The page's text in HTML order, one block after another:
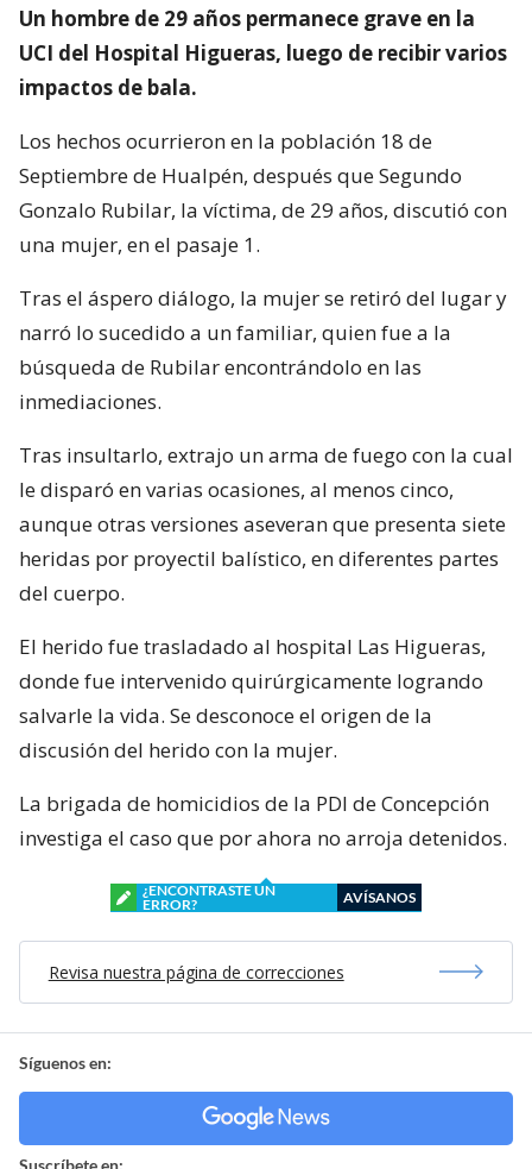
Un hombre de 29 años permanece grave en la
UCI del Hospital Higueras, luego de recibir varios
impactos de bala.
Los hechos ocurrieron en la población 18 de
Septiembre de Hualpén, después que Segundo
Gonzalo Rubilar, la víctima, de 29 años, discutió con
una mujer, en el pasaje 1.
Tras el áspero diálogo, la mujer se retiró del lugar y
narró lo sucedido a un familiar, quien fue a la
búsqueda de Rubilar encontrándolo en las
inmediaciones.
Tras insultarlo, extrajo un arma de fuego con la cual
le disparó en varias ocasiones, al menos cinco,
aunque otras versiones aseveran que presenta siete
heridas por proyectil balístico, en diferentes partes
del cuerpo.
El herido fue trasladado al hospital Las Higueras,
donde fue intervenido quirúrgicamente logrando
salvarle la vida. Se desconoce el origen de la
discusión del herido con la mujer.
La brigada de homicidios de la PDI de Concepción
investiga el caso que por ahora no arroja detenidos.
¿ENCONTRASTE UN
ERROR?
AVÍSANOS
Revisa nuestra página de correcciones
Síguenos en:
Suscríbete en: